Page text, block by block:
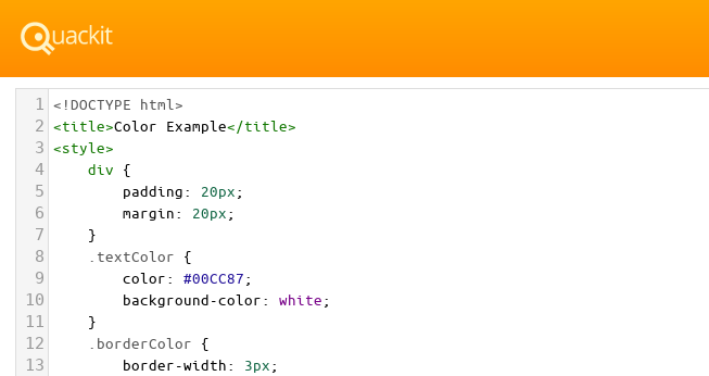
1 <!DOCTYPE html>
2 <title>Color Example</title>
3 <style>
4 div {
5 padding: 20px;
6 margin: 20px;
7 }
8 .textColor {
9 color: #00CC87;
10 background-color: white;
11 }
12 .borderColor {
13 border-width: 3px;